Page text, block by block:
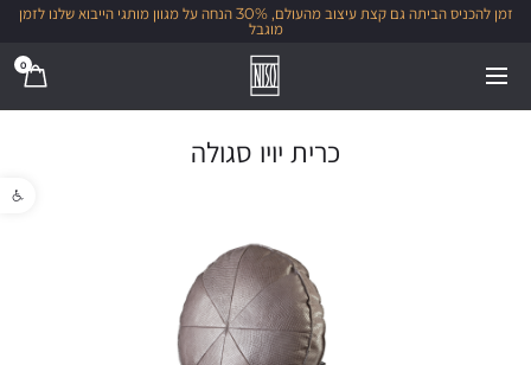
פתח
זמן להכניס הביתה גם קצת עיצוב מהעולם, 30% הנחה על מגוון מותגי הייבוא שלנו לזמן
מוגבל
0
כרית יויו סגולה